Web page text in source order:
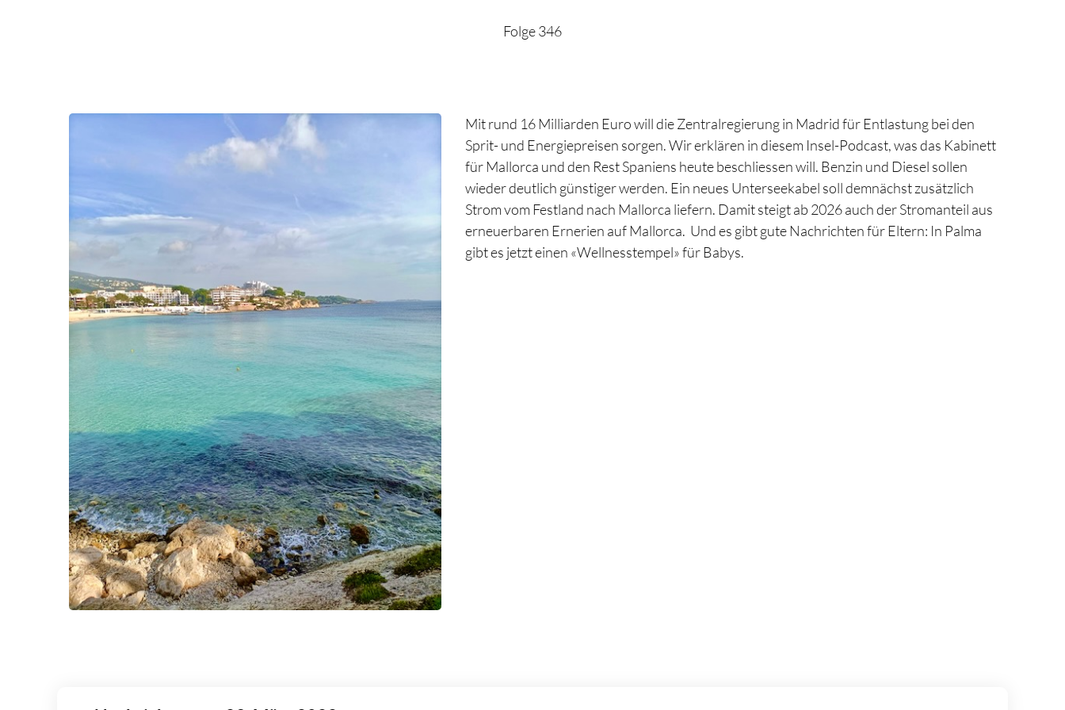
Folge 346
Mit rund 16 Milliarden Euro will die Zentralregierung in Madrid für Entlastung bei den
Sprit- und Energiepreisen sorgen. Wir erklären in diesem Insel-Podcast, was das Kabinett
für Mallorca und den Rest Spaniens heute beschliessen will. Benzin und Diesel sollen
wieder deutlich günstiger werden. Ein neues Unterseekabel soll demnächst zusätzlich
Strom vom Festland nach Mallorca liefern. Damit steigt ab 2026 auch der Stromanteil aus
erneuerbaren Ernerien auf Mallorca. Und es gibt gute Nachrichten für Eltern: In Palma
gibt es jetzt einen «Wellnesstempel» für Babys.